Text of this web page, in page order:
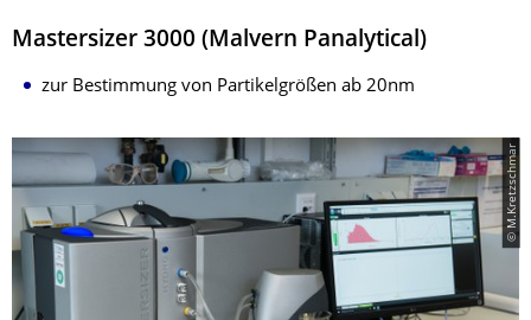
Mastersizer 3000 (Malvern Panalytical)
zur Bestimmung von Partikelgrößen ab 20nm
© M.Kretzschmar